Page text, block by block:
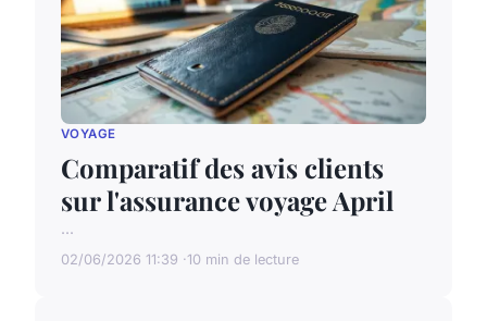
VOYAGE
Comparatif des avis clients
sur l'assurance voyage April
...
02/06/2026 11:39 10 min de lecture